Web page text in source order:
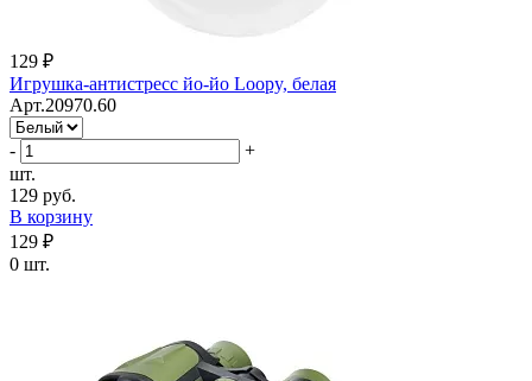
129 ₽
Игрушка-антистресс йо-йо Loopy, белая
Арт.20970.60
-
+
шт.
129 руб.
В корзину
129 ₽
0 шт.